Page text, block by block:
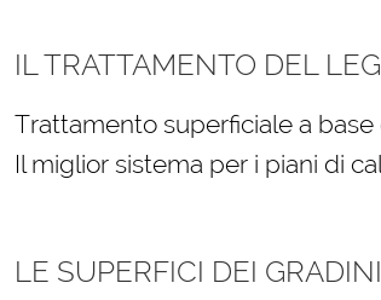
IL TRATTAMENTO DEL
Trattamento superficiale a base
Il miglior sistema per i piani di
LE SUPERFICI DEI GRADINI